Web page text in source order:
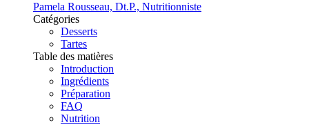
Pamela Rousseau, Dt.P., Nutritionniste
Catégories
Desserts
Tartes
Table des matières
Introduction
Ingrédients
Préparation
FAQ
Nutrition